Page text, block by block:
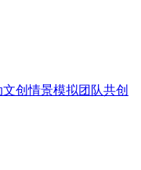
文创情景模拟团队共创